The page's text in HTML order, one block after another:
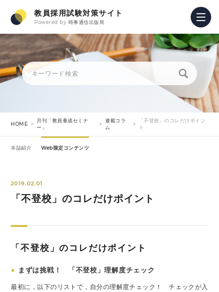
教員採用試験対策サイト
Powered by 時事通信出版局
HOME
月刊「教員養成セミナ
ー」
連載コラ
ム
「不登校」のコレだけポイン
ト
本誌紹介 Web限定コンテンツ
2019.02.01
「不登校」のコレだけポイント
「不登校」のコレだけポイント
● まずは挑戦！ 「不登校」理解度チェック
最初に，以下のリストで，自分の理解度チェック！ チェックが入